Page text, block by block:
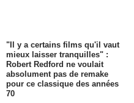
"Il y a certains films qu'il vaut
mieux laisser tranquilles" :
Robert Redford ne voulait
absolument pas de remake
pour ce classique des années
70